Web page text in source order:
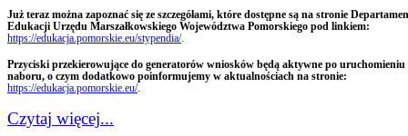
Już teraz można zapoznać się ze szczegółami, które dostępne są na stronie
Edukacji Urzędu Marszałkowskiego Województwa Pomorskiego pod linkiem:
https://edukacja.pomorskie.eu/stypendia/.
Przyciski przekierowujące do generatorów wniosków będą aktywne po uruchomieniu
naboru, o czym dodatkowo poinformujemy w aktualnościach na stronie:
https://edukacja.pomorskie.eu/.
Czytaj więcej...